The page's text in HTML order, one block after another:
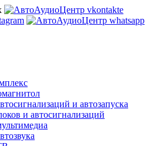
и автозапуска
и автосигнализаций